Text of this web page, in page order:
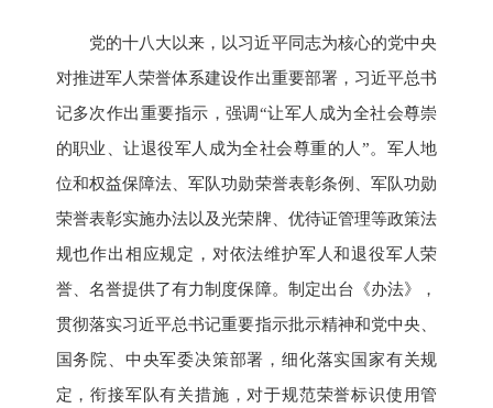
党的十八大以来，以习近平同志为核心的党中央
对推进军人荣誉体系建设作出重要部署，习近平总书
记多次作出重要指示，强调“让军人成为全社会尊崇
的职业、让退役军人成为全社会尊重的人”。军人地
位和权益保障法、军队功勋荣誉表彰条例、军队功勋
荣誉表彰实施办法以及光荣牌、优待证管理等政策法
规也作出相应规定，对依法维护军人和退役军人荣
誉、名誉提供了有力制度保障。制定出台《办法》，
贯彻落实习近平总书记重要指示批示精神和党中央、
国务院、中央军委决策部署，细化落实国家有关规
定，衔接军队有关措施，对于规范荣誉标识使用管